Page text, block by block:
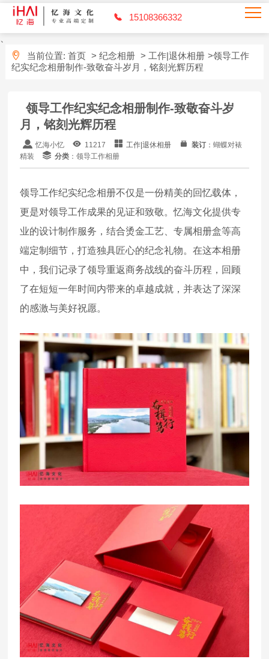
15108366332
当前位置: 首页 > 纪念相册 > 工作|退休相册 >领导工作
纪实纪念相册制作-致敬奋斗岁月，铭刻光辉历程
领导工作纪实纪念相册制作-致敬奋斗岁
月，铭刻光辉历程
忆海小忆 11217 工作|退休相册 装订 ：蝴蝶对裱
精装
分类 ：领导工作相册
领导工作纪实纪念相册不仅是一份精美的回忆载体，
更是对领导工作成果的见证和致敬。忆海文化提供专
业的设计制作服务，结合烫金工艺、专属相册盒等高
端定制细节，打造独具匠心的纪念礼物。在这本相册
中，我们记录了领导重返商务战线的奋斗历程，回顾
了在短短一年时间内带来的卓越成就，并表达了深深
的感激与美好祝愿。